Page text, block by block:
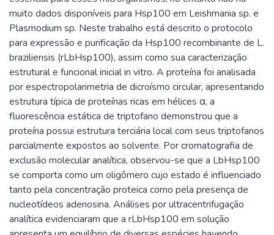
muito dados disponíveis para Hsp100 em Leishmania sp. e
Plasmodium sp. Neste trabalho está descrito o protocolo
para expressão e purificação da Hsp100 recombinante de L.
braziliensis (rLbHsp100), assim como sua caracterização
estrutural e funcional inicial in vitro. A proteína foi analisada
por espectropolarimetria de dicroísmo circular, apresentando
estrutura típica de proteínas ricas em hélices α, a
fluorescência estática de triptofano demonstrou que a
proteína possui estrutura terciária local com seus triptofanos
parcialmente expostos ao solvente. Por cromatografia de
exclusão molecular analítica, observou-se que a LbHsp100
se comporta como um oligômero cujo estado é influenciado
tanto pela concentração proteica como pela presença de
nucleotídeos adenosina. Análises por ultracentrifugação
analítica evidenciaram que a rLbHsp100 em solução